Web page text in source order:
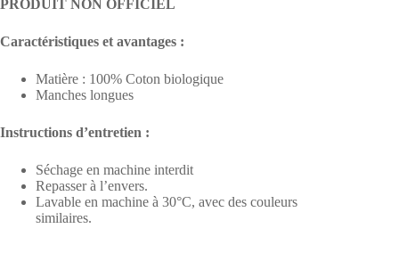
PRODUIT NON OFFICIEL
Caractéristiques et avantages :
Matière : 100% Coton biologique
Manches longues
Instructions d’entretien :
Séchage en machine interdit
Repasser à l’envers.
Lavable en machine à 30°C, avec des couleurs
similaires.